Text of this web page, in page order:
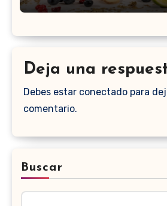
Deja una
Debes estar conectado para
comentario.
Buscar